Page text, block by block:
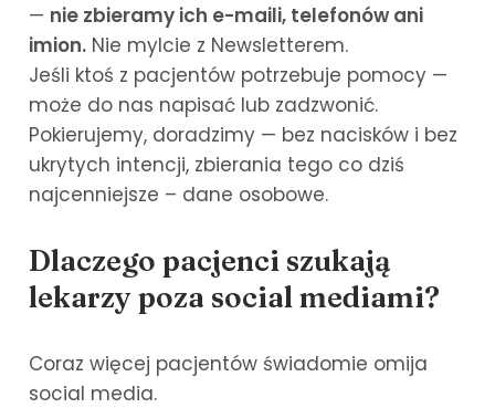
— nie zbieramy ich e-maili, telefonów ani
imion. Nie mylcie z Newsletterem.
Jeśli ktoś z pacjentów potrzebuje pomocy —
może do nas napisać lub zadzwonić.
Pokierujemy, doradzimy — bez nacisków i bez
ukrytych intencji, zbierania tego co dziś
najcenniejsze – dane osobowe.
Dlaczego pacjenci szukają
lekarzy poza social mediami?
Coraz więcej pacjentów świadomie omija
social media.